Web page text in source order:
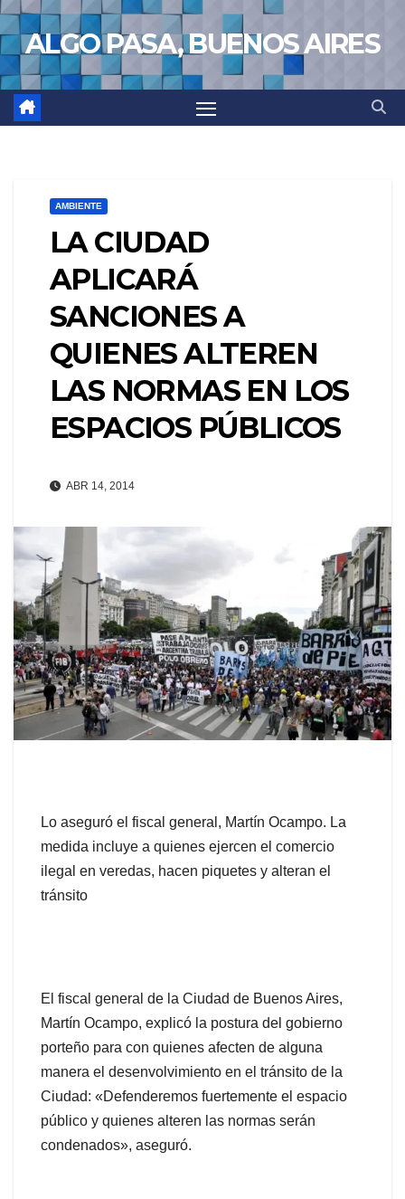
Saltar
al
contenido
ALGO PASA, BUENOS AIRES
AMBIENTE
LA CIUDAD
APLICARÁ
SANCIONES A
QUIENES ALTEREN
LAS NORMAS EN LOS
ESPACIOS PÚBLICOS
ABR 14, 2014
Lo aseguró el fiscal general, Martín Ocampo. La
medida incluye a quienes ejercen el comercio
ilegal en veredas, hacen piquetes y alteran el
tránsito
El fiscal general de la Ciudad de Buenos Aires,
Martín Ocampo, explicó la postura del gobierno
porteño para con quienes afecten de alguna
manera el desenvolvimiento en el tránsito de la
Ciudad: «Defenderemos fuertemente el espacio
público y quienes alteren las normas serán
condenados», aseguró.